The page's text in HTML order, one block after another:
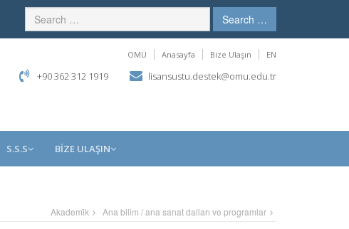
Search …
OMÜ Anasayfa Bize Ulaşın EN
+90 362 312 1919 lisansustu.destek@omu.edu.tr
S.S.S BİZE ULAŞIN
Akademi̇k Ana bilim / ana sanat dalları ve programlar